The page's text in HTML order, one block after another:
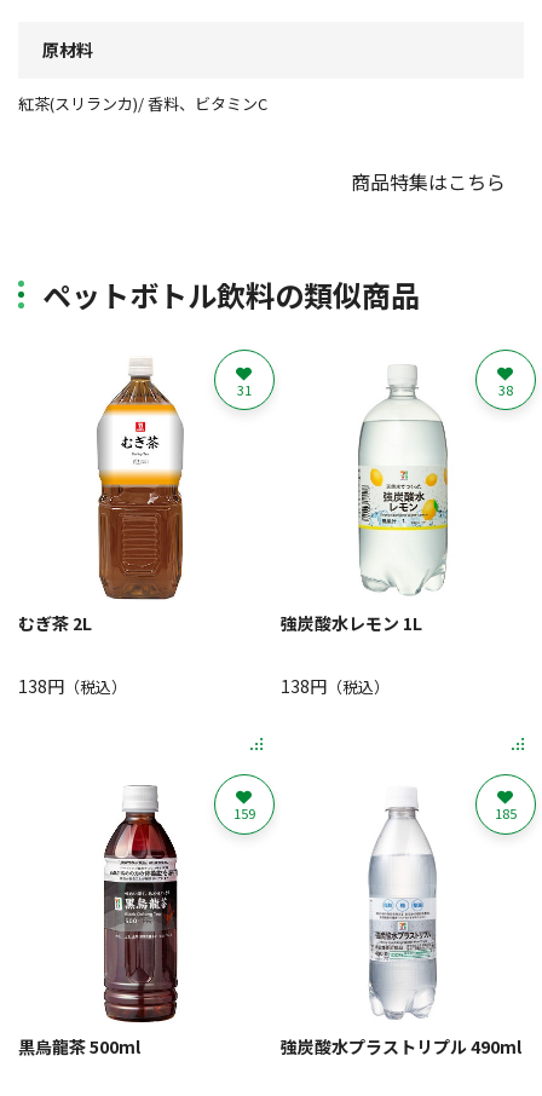
原材料
紅茶(スリランカ)/ 香料、ビタミンC
商品特集はこちら
ペットボトル飲料の類似商品
むぎ茶 2L
138円 （税込）
31
強炭酸水レモン 1L
138円（税込）
38
黒烏龍茶 500ml
159
強炭酸水プラストリプル 490ml
185